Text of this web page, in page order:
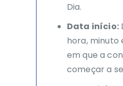
Dia.
Data início:
hora, minuto
em que a
começar a